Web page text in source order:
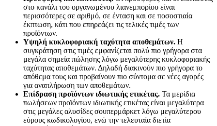
στο κανάλι του οργανωμένου λιανεμπορίου είναι
περισσότερες σε αριθμό, σε ένταση και σε ποσοστιαία
έκπτωση, κάτι που επηρεάζει τις τελικές τιμές των
προϊόντων.
Υψηλή κυκλοφοριακή ταχύτητα αποθεμάτων. Η
συγκράτηση στις τιμές εμφανίζεται πολύ πιο γρήγορα στα
μεγάλα σημεία πώλησης λόγω μεγαλύτερης κυκλοφοριακής
ταχύτητας αποθεμάτων. Δηλαδή διακινούν πιο γρήγορα το
απόθεμα τους και προβαίνουν πιο σύντομα σε νέες αγορές
για αναπλήρωση των αποθεμάτων.
Επίδραση προϊόντων ιδιωτικής ετικέτας. Τα μερίδια
πωλήσεων προϊόντων ιδιωτικής ετικέτας είναι μεγαλύτερα
στις μεγάλες αλυσίδες σουπερμάρκετ λόγω μεγαλύτερου
εύρους κωδικολογίου, ενώ την τελευταία διετία